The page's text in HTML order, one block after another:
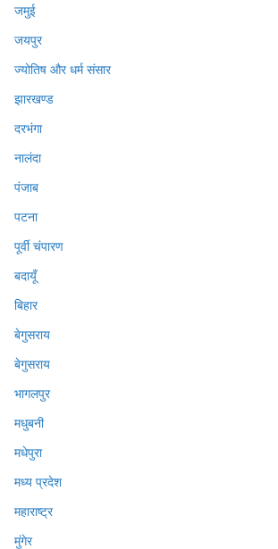
जमुई
जयपुर
ज्योतिष और धर्म संसार
झारखण्ड
दरभंगा
नालंदा
पंजाब
पटना
पूर्वी चंपारण
बदायूँ
बिहार
बेगुसराय
बेगुसराय
भागलपुर
मधुबनी
मधेपुरा
मध्य प्रदेश
महाराष्ट्र
मुंगेर